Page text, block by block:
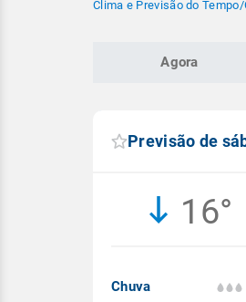
Clima e Previsão do Tempo/
Agora
Previsão de
16°
Chuva